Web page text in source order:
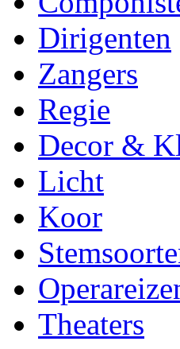
Dirigenten
Zangers
Regie
Decor &
Licht
Koor
Theaters